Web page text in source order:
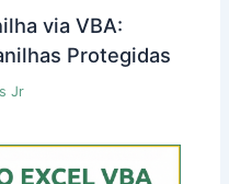
via VBA:
Protegidas
Jr